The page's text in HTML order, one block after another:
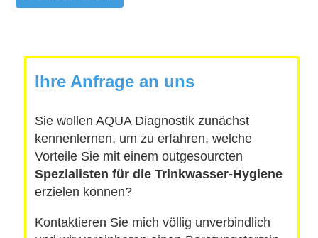
Ihre Anfrage an uns
Sie wollen AQUA Diagnostik zunächst
kennenlernen, um zu erfahren, welche
Vorteile Sie mit einem outgesourcten
Spezialisten für die Trinkwasser-Hygiene
erzielen können?
Kontaktieren Sie mich völlig unverbindlich